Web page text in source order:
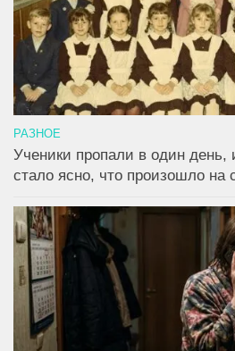
РАЗНОЕ
Ученики пропали в один день,
стало ясно, что произошло на